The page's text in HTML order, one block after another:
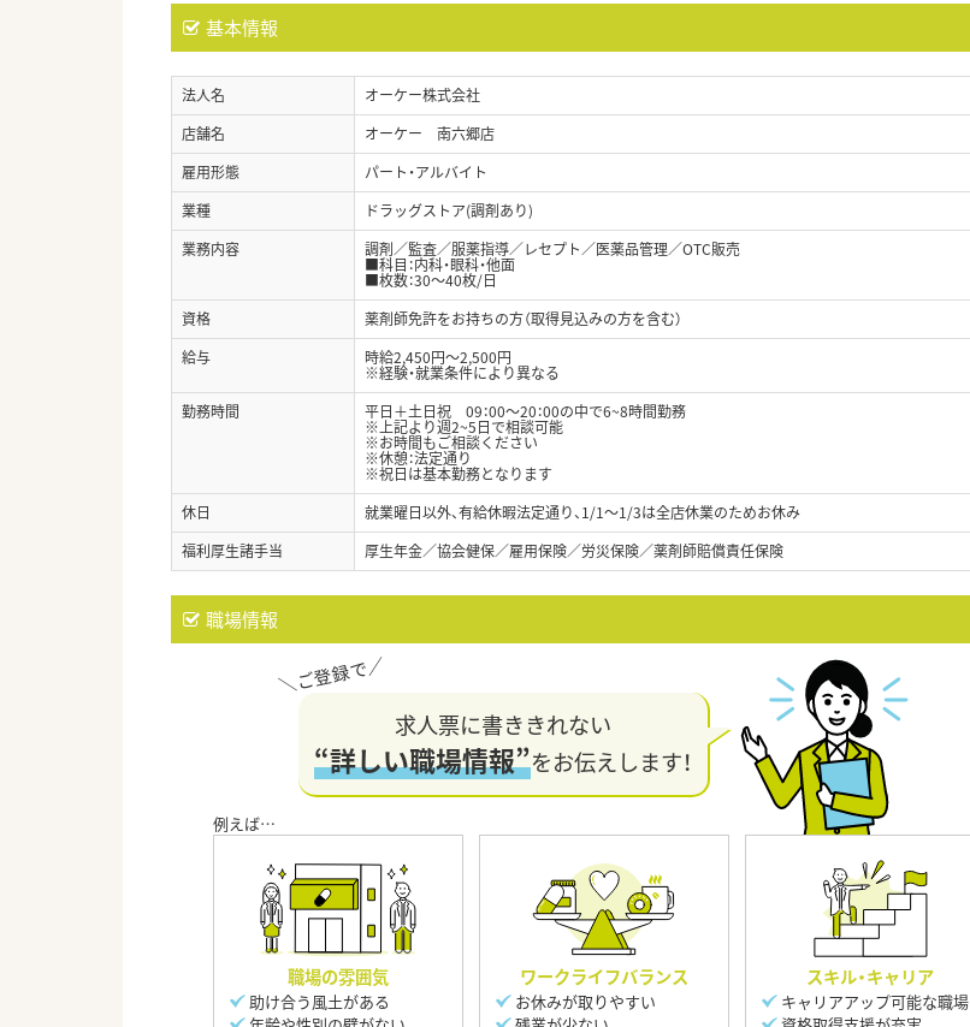
基本情報
法人名
オーケー株式会社
店舗名
オーケー 南六郷店
雇用形態
パート・アルバイト
業種
ドラッグストア(調剤あり)
業務内容
調剤／監査／服薬指導／レセプト／医薬品管理／OTC販売
■科目：内科・眼科・他面
■枚数：30～40枚/日
資格
薬剤師免許をお持ちの方（取得見込みの方を含む）
給与
時給2,450円～2,500円
※経験・就業条件により異なる
勤務時間
平日＋土日祝 09：00～20：00の中で6~8時間勤務
※上記より週2~5日で相談可能
※お時間もご相談ください
※休憩：法定通り
※祝日は基本勤務となります
休日
就業曜日以外、有給休暇法定通り、1/1～1/3は全店休業のためお休み
福利厚生諸手当
厚生年金／協会健保／雇用保険／労災保険／薬剤師賠償責任保険
職場情報
求人票に書ききれない
“詳しい職場情報”をお伝えします！
職場の雰囲気
助け合う風土がある
ワークライフバランス
お休みが取りやすい
スキル・キャリア
キャリアアップ可能な職場